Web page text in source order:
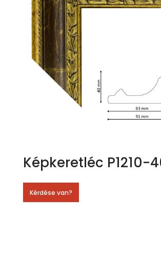
Képkeretléc P1210-
Kérdése van?